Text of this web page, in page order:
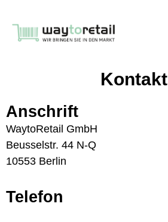
Kontakt
Anschrift
WaytoRetail GmbH
Beusselstr. 44 N-Q
10553 Berlin
Telefon